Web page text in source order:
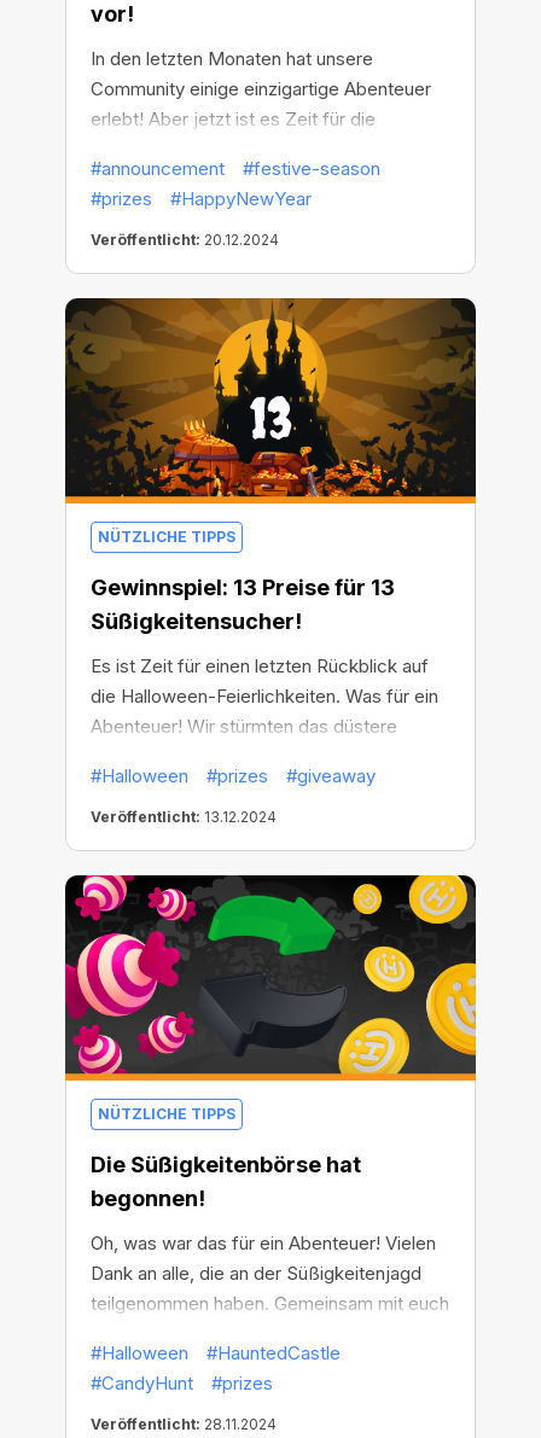
vor!
In den letzten Monaten hat unsere
Community einige einzigartige Abenteuer
erlebt! Aber jetzt ist es Zeit für die
Sie sich bereit für die Weihnachtszeit, denn
sie beginnt am Montag!
#announcement
#festive-season
#prizes
#HappyNewYear
Veröffentlicht: 20.12.2024
NÜTZLICHE TIPPS
Gewinnspiel: 13 Preise für 13
Süßigkeitensucher!
Es ist Zeit für einen letzten Rückblick auf
die Halloween-Feierlichkeiten. Was für ein
Abenteuer! Wir stürmten das düstere
Lektion!
#Halloween #prizes #giveaway
Veröffentlicht: 13.12.2024
NÜTZLICHE TIPPS
Die Süßigkeitenbörse hat
begonnen!
Oh, was war das für ein Abenteuer! Vielen
Dank an alle, die an der Süßigkeitenjagd
teilgenommen haben. Gemeinsam mit euch
Lektion erteilt, und er wird lange Zeit keine
Gelegenheit haben, sein Schloss wieder zu
verlassen.
#Halloween
#HauntedCastle
#CandyHunt
#prizes
Veröffentlicht: 28.11.2024